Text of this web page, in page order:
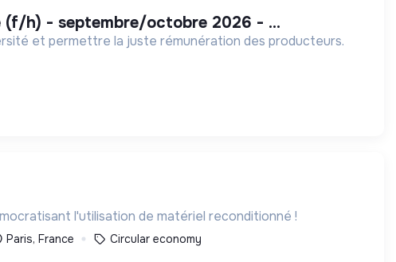
(f/h) - septembre/octobre 2026 - ...
et permettre la juste rémunération des producteurs.
l'utilisation de matériel reconditionné !
Paris, France Circular economy